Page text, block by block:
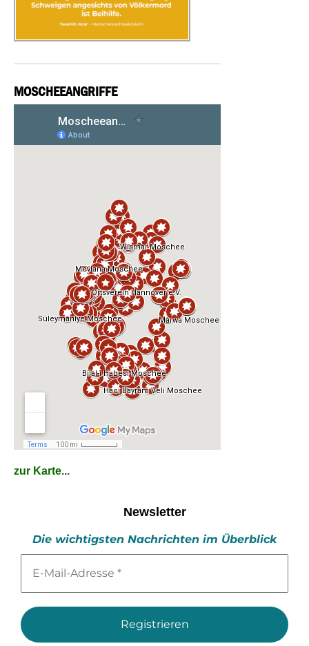
MOSCHEEANGRIFFE
zur Karte...
Newsletter
Die wichtigsten Nachrichten im Überblick
Mail-
*